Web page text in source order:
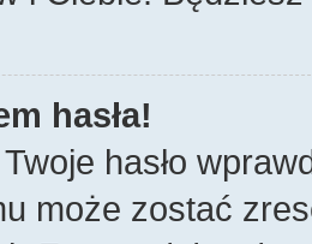
hasła!
hasło
może zostać